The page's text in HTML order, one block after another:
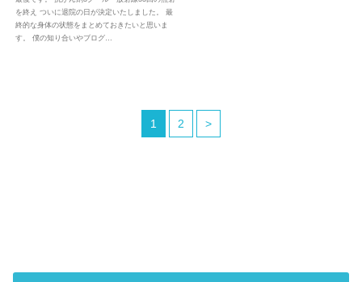
を終え ついに退院の日が決定いたしました。 最
終的な身体の状態をまとめておきたいと思いま
す。 僕の知り合いやブログ…
1 2 >